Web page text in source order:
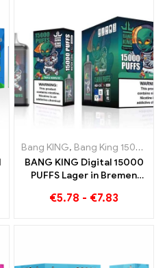
,Einweg-E-Zigaretten Litauen
Bang KING, Bang King 15000 Puffs
BANG KING Digital 15000
PUFFS Lager in Bremen
Genuss
€5.78 - €7.83